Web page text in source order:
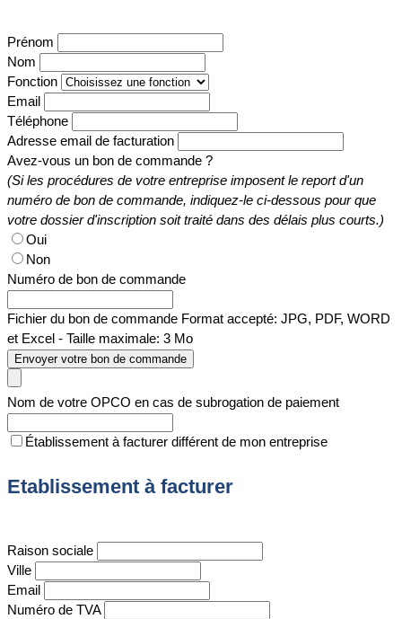
Prénom
Nom
Fonction
Email
Téléphone
Adresse email de facturation
Avez-vous un bon de commande ?
(Si les procédures de votre entreprise imposent le report d'un
numéro de bon de commande, indiquez-le ci-dessous pour que
votre dossier d'inscription soit traité dans des délais plus courts.)
Oui
Non
Numéro de bon de commande
Fichier du bon de commande Format accepté: JPG, PDF, WORD
et Excel - Taille maximale: 3 Mo
Envoyer votre bon de commande
Nom de votre OPCO en cas de subrogation de paiement
Établissement à facturer différent de mon entreprise
Etablissement à facturer
Raison sociale
Ville
Email
Numéro de TVA